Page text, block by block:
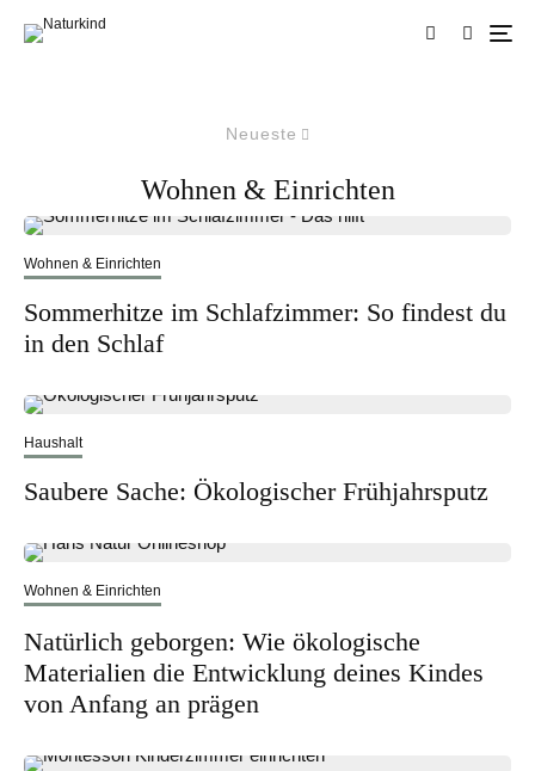
Neueste
Wohnen & Einrichten
Wohnen & Einrichten
Sommerhitze im Schlafzimmer: So findest du
in den Schlaf
Haushalt
Saubere Sache: Ökologischer Frühjahrsputz
Wohnen & Einrichten
Natürlich geborgen: Wie ökologische
Materialien die Entwicklung deines Kindes
von Anfang an prägen